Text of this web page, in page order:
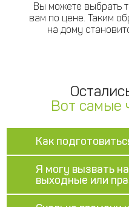
Вы можете выбрать
вам по цене. Таким
на дому
Вот самые
Как
Я могу вызвать
выходные или